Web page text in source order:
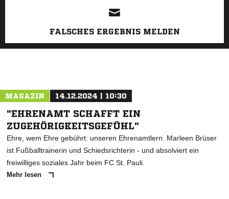
FALSCHES ERGEBNIS MELDEN
MAGAZIN 14.12.2024 | 10:30
"EHRENAMT SCHAFFT EIN
ZUGEHÖRIGKEITSGEFÜHL"
Ehre, wem Ehre gebührt: unseren Ehrenamtlern. Marleen Brüser
ist Fußballtrainerin und Schiedsrichterin - und absolviert ein
freiwilliges soziales Jahr beim FC St. Pauli.
Mehr lesen